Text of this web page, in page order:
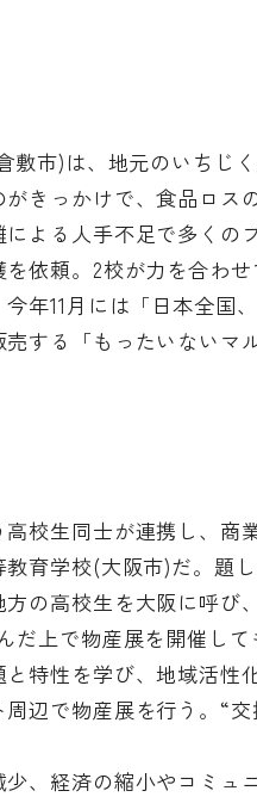
敷市)は、地元のいちじ
きっかけで、食品ロス
よる人手不足で多くの
依頼。2校が力を合わ
年11月には「日本全国
する「もったいないマ
校生同士が連携し、商
育学校(大阪市)だ。題
の高校生を大阪に呼び
だ上で物産展を開催し
特性を学び、地域活性
辺で物産展を行う。“
少、経済の縮小やコミ